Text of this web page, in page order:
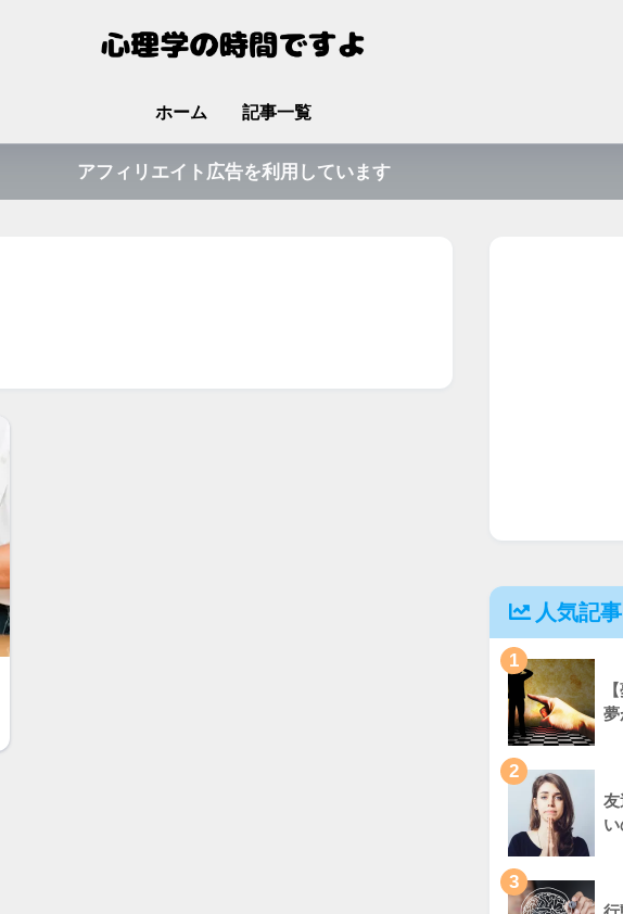
ホーム 記事一覧
アフィリエイト広告を利用しています
人気記事
1
夢
2
友
3